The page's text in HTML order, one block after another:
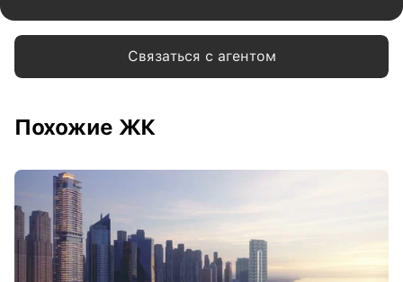
Связаться с агентом
Похожие ЖК